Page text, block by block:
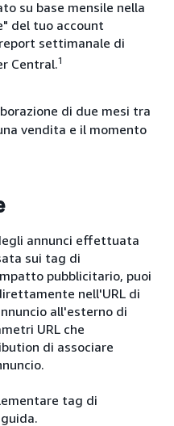
su base mensile nella
del tuo account
settimanale di
Central.1
di due mesi tra
vendita e il momento
annunci effettuata
sui tag di
pubblicitario, puoi
nell'URL di
all'esterno di
URL che
di associare
tag di